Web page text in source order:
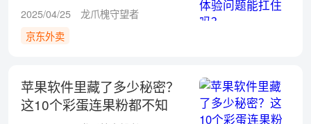
2025/04/25
龙爪槐守望者
京东外卖
苹果软件里藏了多少秘密？
这10个彩蛋连果粉都不知